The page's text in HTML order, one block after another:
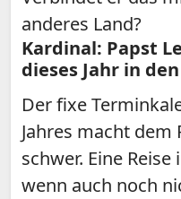
anderes Land?
Kardinal: Papst
dieses Jahr in
Der fixe
Jahres macht dem
schwer. Eine
wenn auch noch